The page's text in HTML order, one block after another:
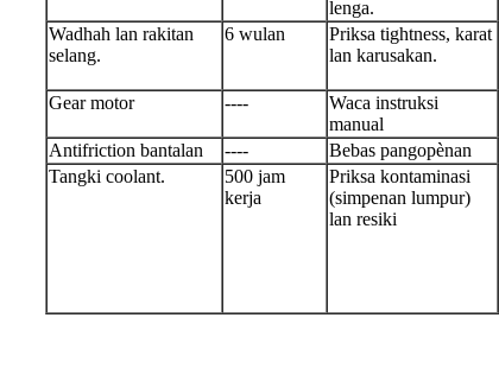
lenga.
Wadhah lan rakitan
selang.
6 wulan
Priksa tightness, karat
lan karusakan.
Gear motor
----
Waca instruksi
manual
Antifriction bantalan
----
Bebas pangopènan
Tangki coolant.
500 jam
kerja
Priksa kontaminasi
(simpenan lumpur)
lan resiki